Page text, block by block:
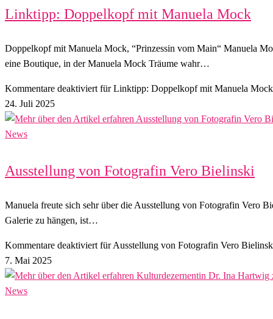
Linktipp: Doppelkopf mit Manuela Mock
Doppelkopf mit Manuela Mock, “Prinzessin vom Main“ Manuela
eine Boutique, in der Manuela Mock Träume wahr…
Kommentare deaktiviert für Linktipp: Doppelkopf mit Manuela Mock
24. Juli 2025
News
Ausstellung von Fotografin Vero Bielinski
Manuela freute sich sehr über die Ausstellung von Fotografin Vero
Galerie zu hängen, ist…
Kommentare deaktiviert für Ausstellung von Fotografin Vero
7. Mai 2025
News